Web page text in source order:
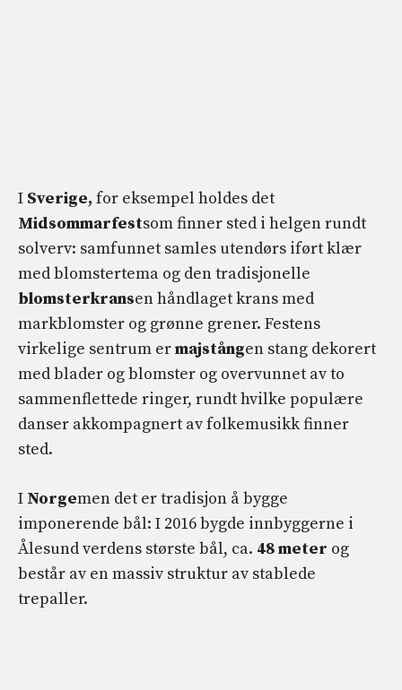
I Sverige, for eksempel holdes det
Midsommarfestsom finner sted i helgen rundt
solverv: samfunnet samles utendørs iført klær
med blomstertema og den tradisjonelle
blomsterkransen håndlaget krans med
markblomster og grønne grener. Festens
virkelige sentrum ermajstången stang dekorert
med blader og blomster og overvunnet av to
sammenflettede ringer, rundt hvilke populære
danser akkompagnert av folkemusikk finner
sted.
I Norgemen det er tradisjon å bygge
imponerende bål: I 2016 bygde innbyggerne i
Ålesund verdens største bål, ca. 48 meter og
består av en massiv struktur av stablede
trepaller.